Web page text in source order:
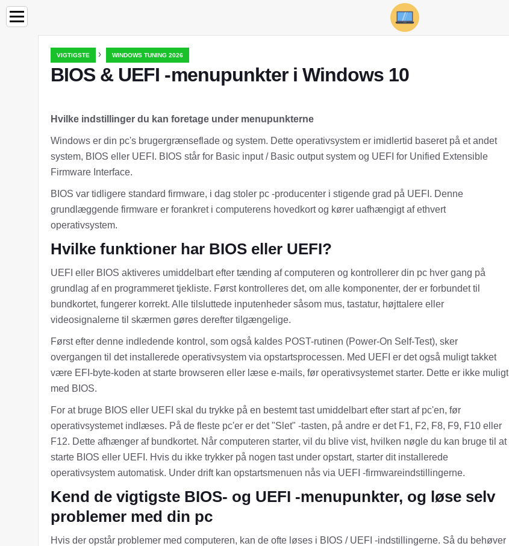
VIGTIGSTE › WINDOWS TUNING 2026
BIOS & UEFI -menupunkter i Windows 10
Hvilke indstillinger du kan foretage under menupunkterne
Windows er din pc's brugergrænseflade og system. Dette operativsystem er imidlertid baseret på et andet
system, BIOS eller UEFI. BIOS står for Basic input / Basic output system og UEFI for Unified Extensible
Firmware Interface.
BIOS var tidligere standard firmware, i dag stoler pc -producenter i stigende grad på UEFI. Denne
grundlæggende firmware er forankret i computerens hovedkort og kører uafhængigt af ethvert
operativsystem.
Hvilke funktioner har BIOS eller UEFI?
UEFI eller BIOS aktiveres umiddelbart efter tænding af computeren og kontrollerer din pc hver gang på
grundlag af en programmeret tjekliste. Først kontrolleres det, om alle komponenter, der er forbundet til
bundkortet, fungerer korrekt. Alle tilsluttede inputenheder såsom mus, tastatur, højttalere eller
videosignalerne til skærmen gøres derefter tilgængelige.
Først efter denne indledende kontrol, som også kaldes POST-rutinen (Power-On Self-Test), sker
overgangen til det installerede operativsystem via opstartsprocessen. Med UEFI er det også muligt takket
være EFI-byte-koden at starte browseren eller læse e-mails, før operativsystemet starter. Dette er ikke muligt
med BIOS.
For at bruge BIOS eller UEFI skal du trykke på en bestemt tast umiddelbart efter start af pc'en, før
operativsystemet indlæses. På de fleste pc'er er det "Slet" -tasten, på andre er det F1, F2, F8, F9, F10 eller
F12. Dette afhænger af bundkortet. Når computeren starter, vil du blive vist, hvilken nøgle du kan bruge til at
starte BIOS eller UEFI. Hvis du ikke trykker på nogen tast under opstart, starter dit installerede
operativsystem automatisk. Under drift kan opstartsmenuen nås via UEFI -firmwareindstillingerne.
Kend de vigtigste BIOS- og UEFI -menupunkter, og løse selv
problemer med din pc
Hvis der opstår problemer med computeren, kan de ofte løses i BIOS / UEFI -indstillingerne. Så du behøver